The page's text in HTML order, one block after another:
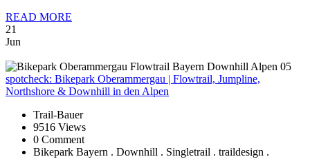
READ MORE
21
Jun
spotcheck: Bikepark Oberammergau | Flowtrail, Jumpline,
Northshore & Downhill in den Alpen
Trail-Bauer
9516 Views
0 Comment
Bikepark Bayern . Downhill . Singletrail . traildesign .